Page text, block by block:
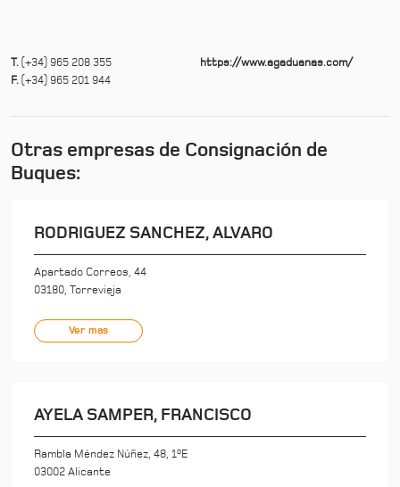
T. (+34) 965 208 355
F. (+34) 965 201 944
https://www.agaduanas.com/
Otras empresas de Consignación de
Buques:
RODRIGUEZ SANCHEZ, ALVARO
Apartado Correos, 44
03180, Torrevieja
Ver mas
AYELA SAMPER, FRANCISCO
Rambla Méndez Núñez, 48, 1ºE
03002 Alicante